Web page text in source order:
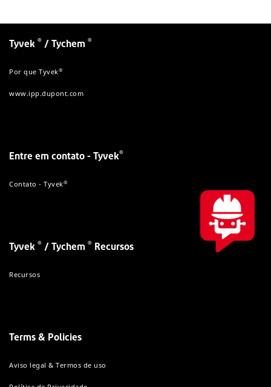
Tyvek ® / Tychem ®
Por que Tyvek®
www.ipp.dupont.com
Entre em contato - Tyvek®
Contato - Tyvek®
Tyvek ® / Tychem ® Recursos
Recursos
Terms & Policies
Aviso legal & Termos de uso